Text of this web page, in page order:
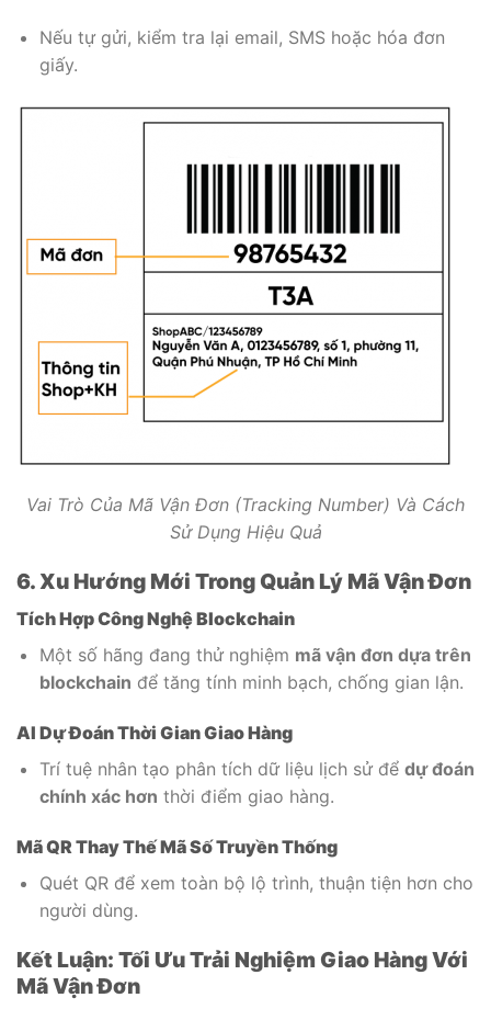
Nếu tự gửi, kiểm tra lại email, SMS hoặc hóa đơn
giấy.
Vai Trò Của Mã Vận Đơn (Tracking Number) Và Cách
Sử Dụng Hiệu Quả
6. Xu Hướng Mới Trong Quản Lý Mã Vận Đơn
Tích Hợp Công Nghệ Blockchain
Một số hãng đang thử nghiệm mã vận đơn dựa trên
blockchain để tăng tính minh bạch, chống gian lận.
AI Dự Đoán Thời Gian Giao Hàng
Trí tuệ nhân tạo phân tích dữ liệu lịch sử để dự đoán
chính xác hơn thời điểm giao hàng.
Mã QR Thay Thế Mã Số Truyền Thống
Quét QR để xem toàn bộ lộ trình, thuận tiện hơn cho
người dùng.
Kết Luận: Tối Ưu Trải Nghiệm Giao Hàng Với
Mã Vận Đơn